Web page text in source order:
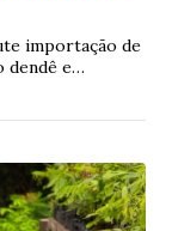
importação de
dendê e